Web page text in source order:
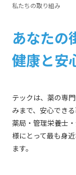
私たちの取り組み
あなたの
健康と安
テックは、薬の専
みまで、安心でき
薬局・管理栄養士
様にとって最も身
ます。